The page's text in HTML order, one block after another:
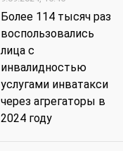
Более 114 тысяч раз
воспользовались
лица с
инвалидностью
услугами инватакси
через агрегаторы в
2024 году